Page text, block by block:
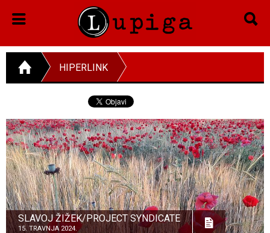
HIPERLINK
SLAVOJ ŽIŽEK/PROJECT SYNDICATE
15. TRAVNJA 2024.